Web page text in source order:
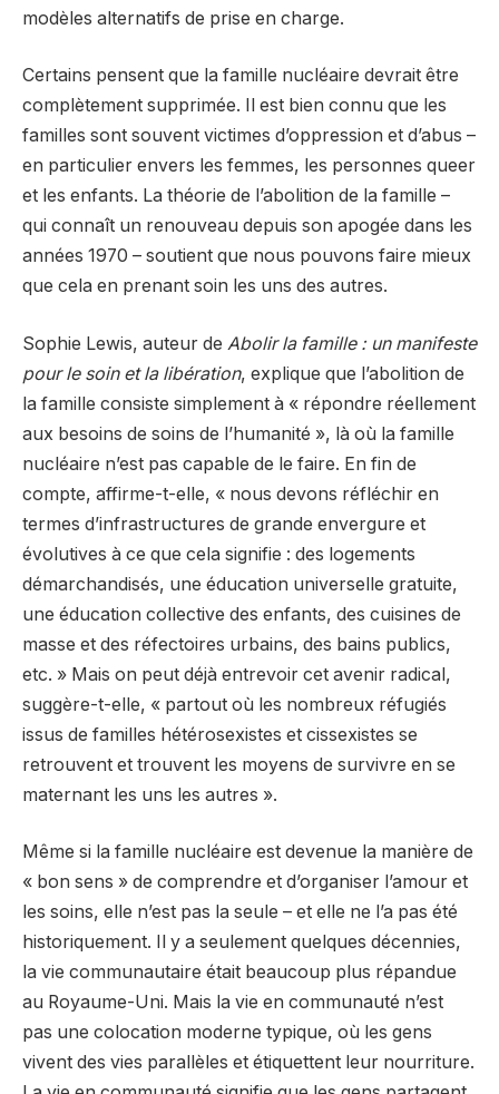
modèles alternatifs de prise en charge.
Certains pensent que la famille nucléaire devrait être
complètement supprimée. Il est bien connu que les
familles sont souvent victimes d’oppression et d’abus –
en particulier envers les femmes, les personnes queer
et les enfants. La théorie de l’abolition de la famille –
qui connaît un renouveau depuis son apogée dans les
années 1970 – soutient que nous pouvons faire mieux
que cela en prenant soin les uns des autres.
Sophie Lewis, auteur de Abolir la famille : un manifeste
pour le soin et la libération, explique que l’abolition de
la famille consiste simplement à « répondre réellement
aux besoins de soins de l’humanité », là où la famille
nucléaire n’est pas capable de le faire. En fin de
compte, affirme-t-elle, « nous devons réfléchir en
termes d’infrastructures de grande envergure et
évolutives à ce que cela signifie : des logements
démarchandisés, une éducation universelle gratuite,
une éducation collective des enfants, des cuisines de
masse et des réfectoires urbains, des bains publics,
etc. » Mais on peut déjà entrevoir cet avenir radical,
suggère-t-elle, « partout où les nombreux réfugiés
issus de familles hétérosexistes et cissexistes se
retrouvent et trouvent les moyens de survivre en se
maternant les uns les autres ».
Même si la famille nucléaire est devenue la manière de
« bon sens » de comprendre et d’organiser l’amour et
les soins, elle n’est pas la seule – et elle ne l’a pas été
historiquement. Il y a seulement quelques décennies,
la vie communautaire était beaucoup plus répandue
au Royaume-Uni. Mais la vie en communauté n’est
pas une colocation moderne typique, où les gens
vivent des vies parallèles et étiquettent leur nourriture.